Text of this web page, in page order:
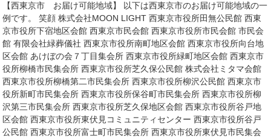
【西東京市 お届け可能地域】 以下は西東京市のお届け可能地域の一
例です。 笑顔 株式会社MOON LIGHT 西東京市役所田無公民館 西東
京市役所下宿地区会館 西東京市民会館 西東京市役所市民会館 市民会
館 有限会社緑葬儀社 西東京市役所南町地区会館 西東京市役所向台地
区会館 あけぼの会７丁目集会所 西東京市役所緑町地区会館 西東京市
役所柳橋市民集会所 西東京市役所芝久保公民館 株式会社ミタマ会館
西東京市役所柳橋第二市民集会所 西東京市役所柳沢公民館 西東京市
役所新町市民集会所 西東京市役所保谷町市民集会所 西東京市役所柳
沢第三市民集会所 西東京市役所芝久保地区会館 西東京市役所谷戸地
区会館 西東京市役所東伏見コミュニティセンター 西東京市役所谷戸
公民館 西東京市役所富士町市民集会所 西東京市役所東伏見市民集会